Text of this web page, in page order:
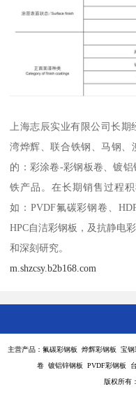
上海志辰实业有限公司长
湾烨辉、联合铁钢、马钢、
的：彩涂卷-彩钢板卷、镀
铁产品。在长期销售过程
如：PVDF氟碳彩钢卷、
HPC自洁彩钢板，及抗静电
和深刻研究。
m.shzcsy.b2b168.com
主营产品：氟碳彩钢板 烨辉彩钢板 宝
卷 镀铝锌钢板 PVDF彩钢板
版权所有